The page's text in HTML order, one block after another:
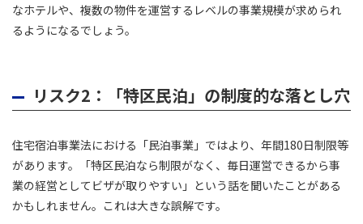
なホテルや、複数の物件を運営するレベルの事業規模が求められ
るようになるでしょう。
リスク2：「特区民泊」の制度的な落とし穴
住宅宿泊事業法における「民泊事業」ではより、年間180日制限等
があります。「特区民泊なら制限がなく、毎日運営できるから事
業の経営としてビザが取りやすい」という話を聞いたことがある
かもしれません。これは大きな誤解です。